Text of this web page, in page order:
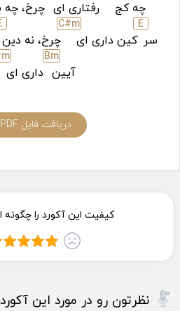
چه کج رفتاری ای چرخ، چه
سر
E
کین داری ای
C#m
چرخ، نه دین
آیین
Bm
داری ای
m
دریافت فایل PDF آکورد
نظرتون رو در مورد این